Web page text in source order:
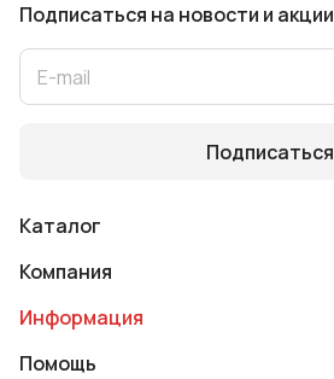
Подписаться на новости и акции
Подписаться
Каталог
Компания
Информация
Помощь